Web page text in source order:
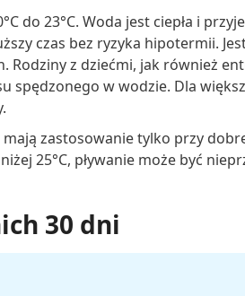
do 23°C. Woda jest ciepła i
czas bez ryzyka hipotermii.
z dziećmi, jak również
spędzonego w wodzie. Dla
zastosowanie tylko przy
25°C, pływanie może być
30 dni